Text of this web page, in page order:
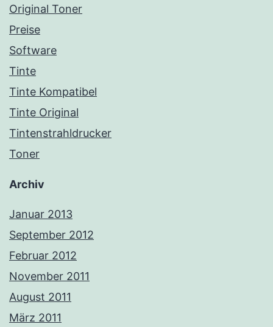
Original Toner
Preise
Software
Tinte
Tinte Kompatibel
Tinte Original
Tintenstrahldrucker
Toner
Archiv
Januar 2013
September 2012
Februar 2012
November 2011
August 2011
März 2011